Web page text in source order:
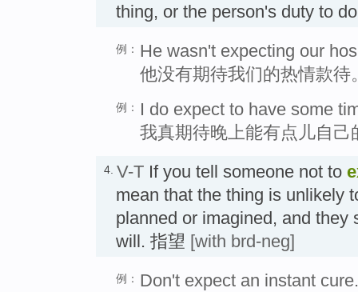
thing, or the person's duty to
例： He wasn't expecting our
他没有期待我们的热情款待
例：
I do expect to have some
我真期待晚上能有点儿自己
4. V-T If you tell someone not to
mean that the thing is unlikely
planned or imagined, and they
will. 指望 [with brd-neg]
例： Don't expect an instant cure.